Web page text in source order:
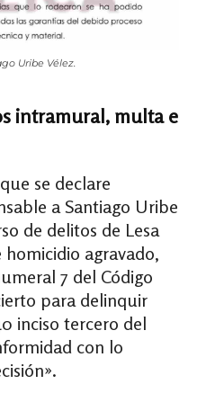
Uribe Vélez.
intramural, multa e
se declare
a Santiago Uribe
de delitos de Lesa
agravado,
7 del Código
para delinquir
inciso tercero del
con lo